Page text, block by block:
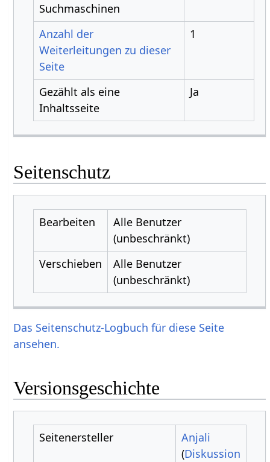
Suchmaschinen
Anzahl der
Weiterleitungen zu dieser
Seite
1
Gezählt als eine
Inhaltsseite
Ja
Seitenschutz
Bearbeiten
Alle Benutzer
(unbeschränkt)
Verschieben
Alle Benutzer
(unbeschränkt)
Das Seitenschutz-Logbuch für diese Seite
ansehen.
Versionsgeschichte
Seitenersteller
Anjali
(Diskussion